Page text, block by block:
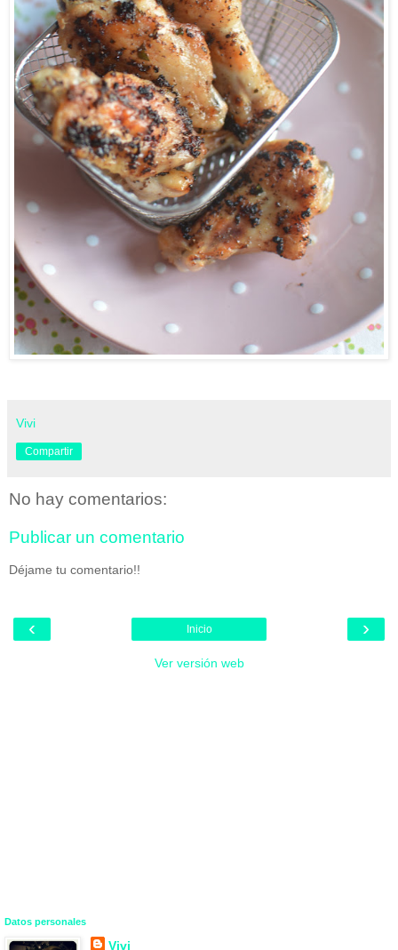
Vivi
Compartir
No hay comentarios:
Publicar un comentario
Déjame tu comentario!!
‹ ›
Inicio
Ver versión web
Datos personales
Vivi